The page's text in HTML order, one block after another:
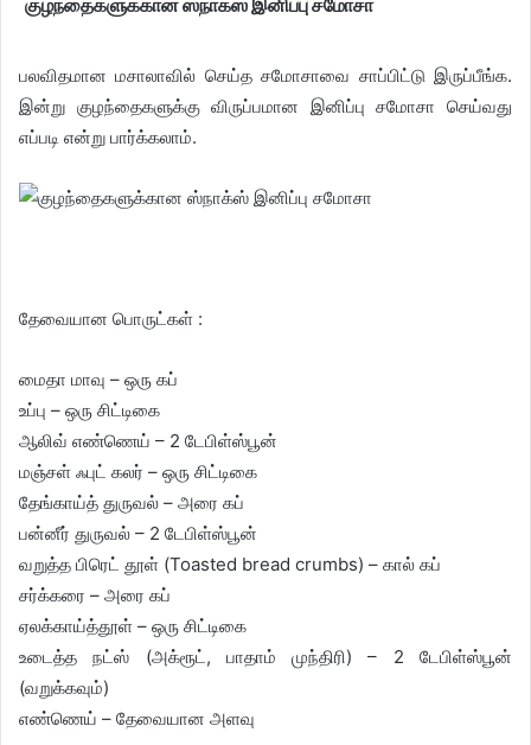
பலவிதமான மசாலாவில் செய்த சமோசாவை சாப்பிட்டு இருப்பீங்க.
இன்று குழந்தைகளுக்கு விருப்பமான இனிப்பு சமோசா செய்வது
எப்படி என்று பார்க்கலாம்.
தேவையான பொருட்கள் :
மைதா மாவு – ஒரு கப்
உப்பு – ஒரு சிட்டிகை
ஆலிவ் எண்ணெய் – 2 டேபிள்ஸ்பூன்
மஞ்சள் ஃபுட் கலர் – ஒரு சிட்டிகை
தேங்காய்த் துருவல் – அரை கப்
பன்னீர் துருவல் – 2 டேபிள்ஸ்பூன்
வறுத்த பிரெட் தூள் (Toasted bread crumbs) – கால் கப்
சர்க்கரை – அரை கப்
ஏலக்காய்த்தூள் – ஒரு சிட்டிகை
உடைத்த நட்ஸ் (அக்ரூட், பாதாம் முந்திரி) – 2 டேபிள்ஸ்பூன்
(வறுக்கவும்)
எண்ணெய் – தேவையான அளவு